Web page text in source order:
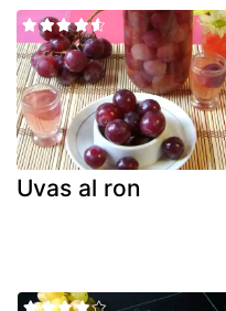
Uvas al ron